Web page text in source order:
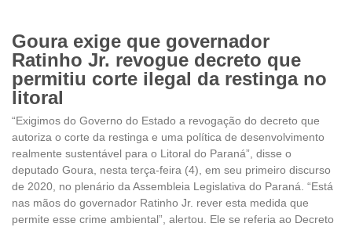
Goura exige que governador
Ratinho Jr. revogue decreto que
permitiu corte ilegal da restinga no
litoral
“Exigimos do Governo do Estado a revogação do decreto que
autoriza o corte da restinga e uma política de desenvolvimento
realmente sustentável para o Litoral do Paraná”, disse o
deputado Goura, nesta terça-feira (4), em seu primeiro discurso
de 2020, no plenário da Assembleia Legislativa do Paraná. “Está
nas mãos do governador Ratinho Jr. rever esta medida que
permite esse crime ambiental”, alertou. Ele se referia ao Decreto